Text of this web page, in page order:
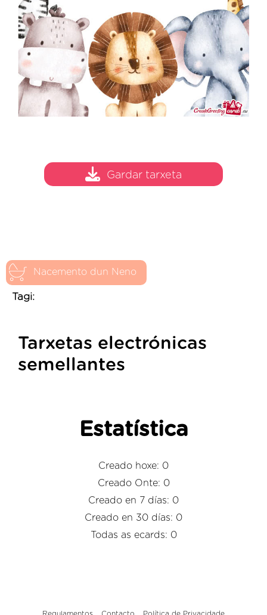
Nacemento dun Neno
Tagi:
Gardar tarxeta
Tarxetas electrónicas
semellantes
Estatística
Creado hoxe: 0
Creado Onte: 0
Creado en 7 días: 0
Creado en 30 días: 0
Todas as ecards: 0